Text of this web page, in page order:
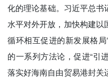
化的理论基础。习近平总书
水平对外开放，加快构建以
循环相互促进的新发展格
的一系列方法论，促进“引
落实好海南自由贸易港封